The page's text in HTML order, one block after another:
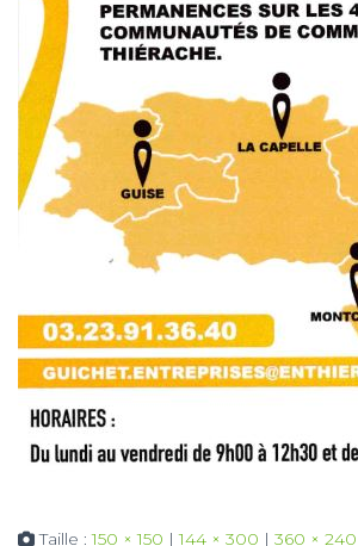
Taille :150 × 150 | 144 × 300 | 360 × 240